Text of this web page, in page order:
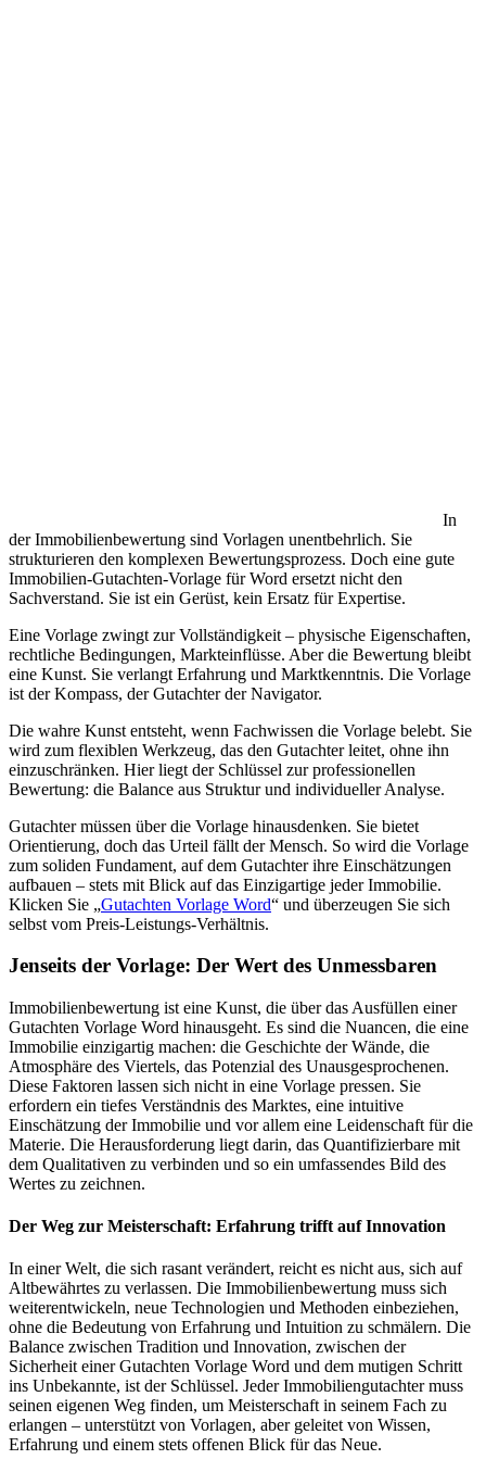
In
der Immobilienbewertung sind Vorlagen unentbehrlich. Sie
strukturieren den komplexen Bewertungsprozess. Doch eine gute
Immobilien-Gutachten-Vorlage für Word ersetzt nicht den
Sachverstand. Sie ist ein Gerüst, kein Ersatz für Expertise.
Eine Vorlage zwingt zur Vollständigkeit – physische Eigenschaften,
rechtliche Bedingungen, Markteinflüsse. Aber die Bewertung bleibt
eine Kunst. Sie verlangt Erfahrung und Marktkenntnis. Die Vorlage
ist der Kompass, der Gutachter der Navigator.
Die wahre Kunst entsteht, wenn Fachwissen die Vorlage belebt. Sie
wird zum flexiblen Werkzeug, das den Gutachter leitet, ohne ihn
einzuschränken. Hier liegt der Schlüssel zur professionellen
Bewertung: die Balance aus Struktur und individueller Analyse.
Gutachter müssen über die Vorlage hinausdenken. Sie bietet
Orientierung, doch das Urteil fällt der Mensch. So wird die Vorlage
zum soliden Fundament, auf dem Gutachter ihre Einschätzungen
aufbauen – stets mit Blick auf das Einzigartige jeder Immobilie.
Klicken Sie „Gutachten Vorlage Word“ und überzeugen Sie sich
selbst vom Preis-Leistungs-Verhältnis.
Jenseits der Vorlage: Der Wert des Unmessbaren
Immobilienbewertung ist eine Kunst, die über das Ausfüllen einer
Gutachten Vorlage Word hinausgeht. Es sind die Nuancen, die eine
Immobilie einzigartig machen: die Geschichte der Wände, die
Atmosphäre des Viertels, das Potenzial des Unausgesprochenen.
Diese Faktoren lassen sich nicht in eine Vorlage pressen. Sie
erfordern ein tiefes Verständnis des Marktes, eine intuitive
Einschätzung der Immobilie und vor allem eine Leidenschaft für die
Materie. Die Herausforderung liegt darin, das Quantifizierbare mit
dem Qualitativen zu verbinden und so ein umfassendes Bild des
Wertes zu zeichnen.
Der Weg zur Meisterschaft: Erfahrung trifft auf Innovation
In einer Welt, die sich rasant verändert, reicht es nicht aus, sich auf
Altbewährtes zu verlassen. Die Immobilienbewertung muss sich
weiterentwickeln, neue Technologien und Methoden einbeziehen,
ohne die Bedeutung von Erfahrung und Intuition zu schmälern. Die
Balance zwischen Tradition und Innovation, zwischen der
Sicherheit einer Gutachten Vorlage Word und dem mutigen Schritt
ins Unbekannte, ist der Schlüssel. Jeder Immobiliengutachter muss
seinen eigenen Weg finden, um Meisterschaft in seinem Fach zu
erlangen – unterstützt von Vorlagen, aber geleitet von Wissen,
Erfahrung und einem stets offenen Blick für das Neue.